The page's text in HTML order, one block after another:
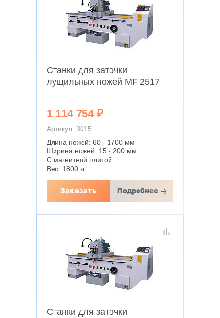
Станки для заточки
лущильных ножей MF 2517
1 114 754 ₽
Артикул: 3015
Длина ножей: 60 - 1700 мм
Ширина ножей: 15 - 200 мм
С магнитной плитой
Вес: 1800 кг
Заказать Подробнее
Станки для заточки